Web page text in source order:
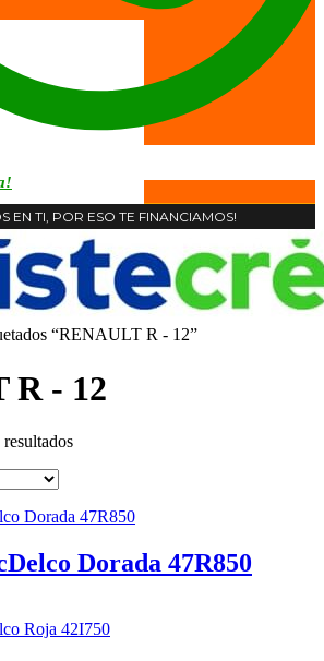
EN TI, POR ESO TE FINANCIAMOS!
“RENAULT R - 12”
R - 12
Dorada 47R850